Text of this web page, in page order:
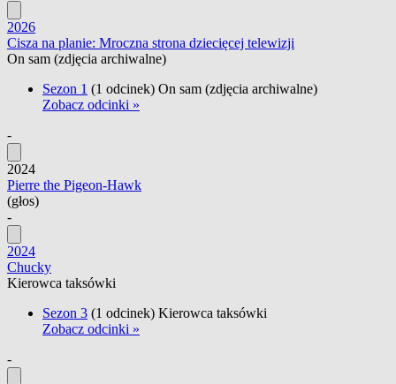
2026
Cisza na planie: Mroczna strona dziecięcej telewizji
On sam (zdjęcia archiwalne)
Sezon 1 (1 odcinek) On sam (zdjęcia archiwalne)
Zobacz odcinki »
-
2024
Pierre the Pigeon-Hawk
(głos)
-
2024
Chucky
Kierowca taksówki
Sezon 3 (1 odcinek) Kierowca taksówki
Zobacz odcinki »
-